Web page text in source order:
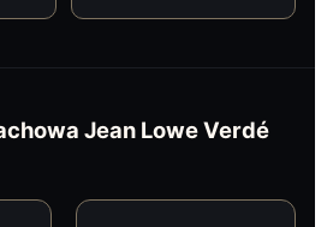
Jean Lowe Verdé